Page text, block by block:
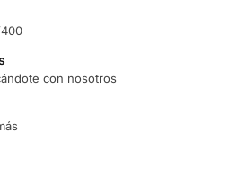
con nosotros